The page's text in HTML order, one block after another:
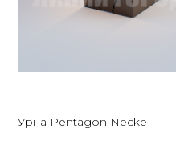
Урна Pentagon Necke